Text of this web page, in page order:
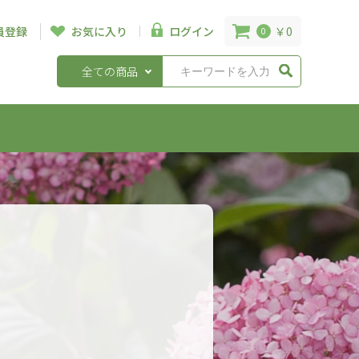
登録 お気に入り ログイン 0 ￥0
全ての商品